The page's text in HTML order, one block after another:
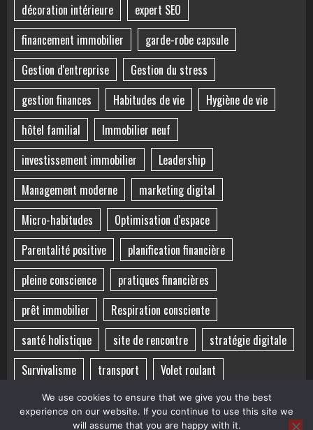
décoration intérieure
expert SEO
financement immobilier
garde-robe capsule
Gestion d'entreprise
Gestion du stress
gestion finances
Habitudes de vie
Hygiène de vie
hôtel familial
Immobilier neuf
investissement immobilier
Leadership
Management moderne
marketing digital
Micro-habitudes
Optimisation d'espace
Parentalité positive
planification financière
pleine conscience
pratiques financières
prêt immobilier
Respiration consciente
santé holistique
site de rencontre
stratégie digitale
Survivalisme
transport
Volet roulant
voyage sensoriel
Équilibre mental Équilibre vie-santé
We use cookies to ensure that we give you the best
experience on our website. If you continue to use this site we
will assume that you are happy with it.